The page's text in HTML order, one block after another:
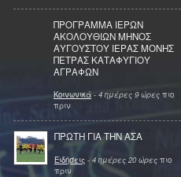
ΠΡΟΓΡΑΜΜΑ ΙΕΡΩΝ
ΑΚΟΛΟΥΘΙΩΝ ΜΗΝΟΣ
ΑΥΓΟΥΣΤΟΥ ΙΕΡΑΣ ΜΟΝΗΣ
ΠΕΤΡΑΣ ΚΑΤΑΦΥΓΙΟΥ
ΑΓΡΑΦΩΝ
Κοινωνικά - 4 ημέρες 9 ώρες πιο
πριν
ΠΡΩΤΗ ΓΙΑ ΤΗΝ ΑΣΑ
Ειδήσεις - 4 ημέρες 20 ώρες πιο
πριν